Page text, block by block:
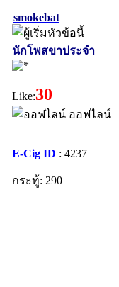
smokebat
นักโพสขาประจำ
Like:30
ออฟไลน์
E-Cig ID : 4237
กระทู้: 290